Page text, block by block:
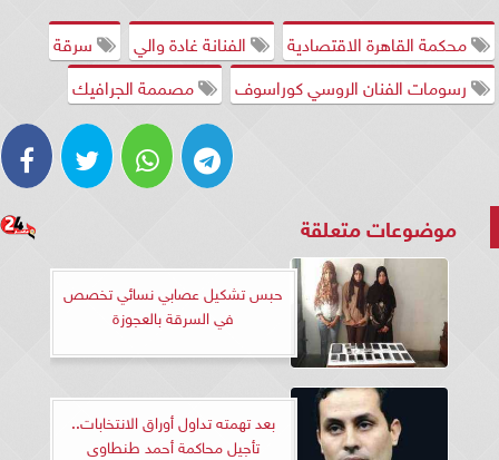
محكمة القاهرة الاقتصادية
الفنانة غادة والي
سرقة
رسومات الفنان الروسي كوراسوف
مصممة الجرافيك
موضوعات متعلقة
حبس تشكيل عصابي نسائي تخصص
في السرقة بالعجوزة
بعد تهمته تداول أوراق الانتخابات..
تأجيل محاكمة أحمد طنطاوى